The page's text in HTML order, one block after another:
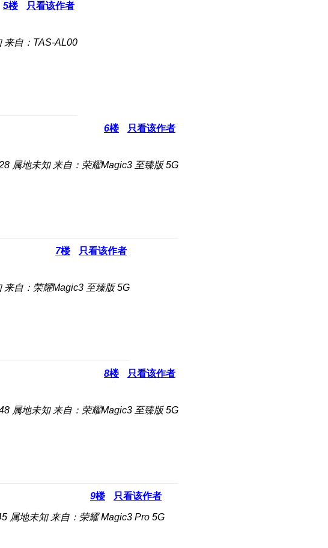
5楼 只看该作者
来自：TAS-AL00
6楼 只看该作者
属地未知 来自：荣耀Magic3 至臻版 5G
7楼 只看该作者
来自：荣耀Magic3 至臻版 5G
8楼 只看该作者
属地未知 来自：荣耀Magic3 至臻版 5G
9楼 只看该作者
属地未知 来自：荣耀 Magic3 Pro 5G